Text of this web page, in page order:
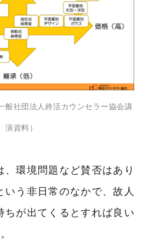
般社団法人終活カウンセラー協会講
演資料）
、環境問題など賛否はあり
いう非日常のなかで、故人
ちが出てくるとすれば良い